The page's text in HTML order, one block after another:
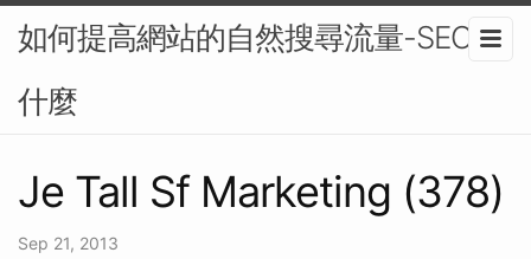
如何提高網站的自然搜尋流量-SEO是
什麼
Je Tall Sf Marketing (378)
Sep 21, 2013